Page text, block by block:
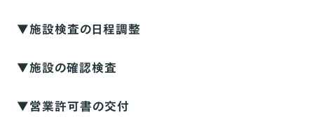
▼施設検査の日程調整
▼施設の確認検査
▼営業許可書の交付